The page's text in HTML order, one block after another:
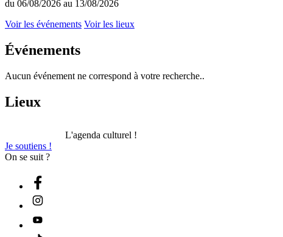
du 06/08/2026 au 13/08/2026
Voir les événements Voir les lieux
Événements
Aucun événement ne correspond à votre recherche..
Lieux
L'agenda culturel !
Je soutiens !
On se suit ?